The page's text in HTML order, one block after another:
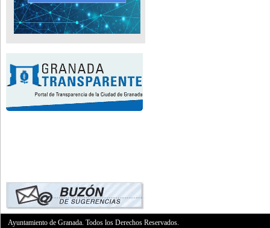
Ayuntamiento de Granada. Todos los Derechos Reservados.